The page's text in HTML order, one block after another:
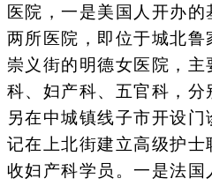
医院，一是美国人开办
两所医院，即位于城北
崇义街的明德女医院，
科、妇产科、五官科，分
另在中城镇线子市开设
记在上北街建立高级护
收妇产科学员。一是法